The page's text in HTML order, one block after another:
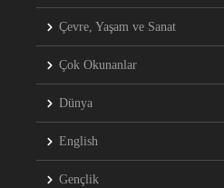
Çevre, Yaşam ve Sanat
Çok Okunanlar
Dünya
English
Gençlik